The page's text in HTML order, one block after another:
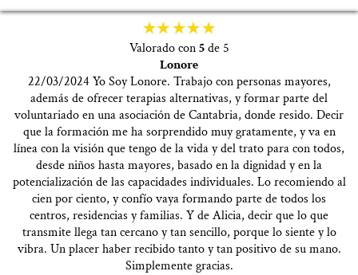
Valorado con5de 5
Lonore
22/03/2024 Yo Soy Lonore. Trabajo con personas mayores,
además de ofrecer terapias alternativas, y formar parte del
voluntariado en una asociación de Cantabria, donde resido. Decir
que la formación me ha sorprendido muy gratamente, y va en
línea con la visión que tengo de la vida y del trato para con todos,
desde niños hasta mayores, basado en la dignidad y en la
potencialización de las capacidades individuales. Lo recomiendo al
cien por ciento, y confío vaya formando parte de todos los
centros, residencias y familias. Y de Alicia, decir que lo que
transmite llega tan cercano y tan sencillo, porque lo siente y lo
vibra. Un placer haber recibido tanto y tan positivo de su mano.
Simplemente gracias.